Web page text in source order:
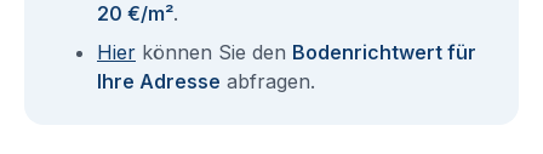
20 €/m².
Hier können Sie den Bodenrichtwert für
Ihre Adresse abfragen.